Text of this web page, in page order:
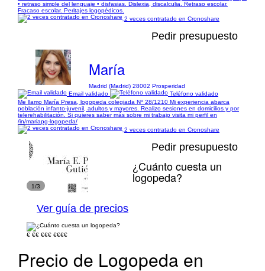
• retraso simple del lenguaje • disfasias. Dislexia, discalculia. Retraso escolar.
Fracaso escolar. Peritajes logopédicos.
2 veces contratado en Cronoshare
Pedir presupuesto
María
Madrid (Madrid) 28002 Prosperidad
Email validado
Teléfono validado
Me llamo María Presa, logopeda colegiada Nº 28/1210 Mi experiencia abarca
población infanto-juvenil, adultos y mayores. Realizo sesiones en domicilios y por
telerehabilitación. Si quieres saber más sobre mi trabajo visita mi perfil en
/in/mariapg-logopeda/
2 veces contratado en Cronoshare
1/3
Pedir presupuesto
¿Cuánto cuesta un
logopeda?
Ver guía de precios
€ €€ €€€ €€€€
Precio de Logopeda en